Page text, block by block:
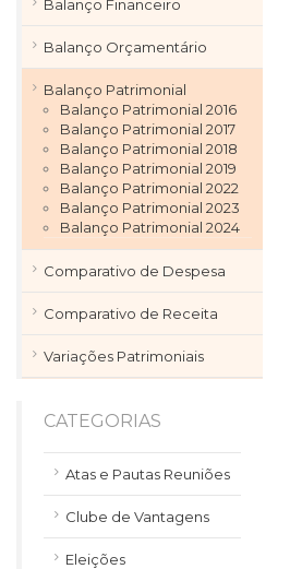
Balanço Financeiro
Balanço Orçamentário
Balanço Patrimonial
Balanço Patrimonial 2016
Balanço Patrimonial 2017
Balanço Patrimonial 2018
Balanço Patrimonial 2019
Balanço Patrimonial 2022
Balanço Patrimonial 2023
Balanço Patrimonial 2024
Comparativo de Despesa
Comparativo de Receita
Variações Patrimoniais
CATEGORIAS
Atas e Pautas Reuniões
Clube de Vantagens
Eleições